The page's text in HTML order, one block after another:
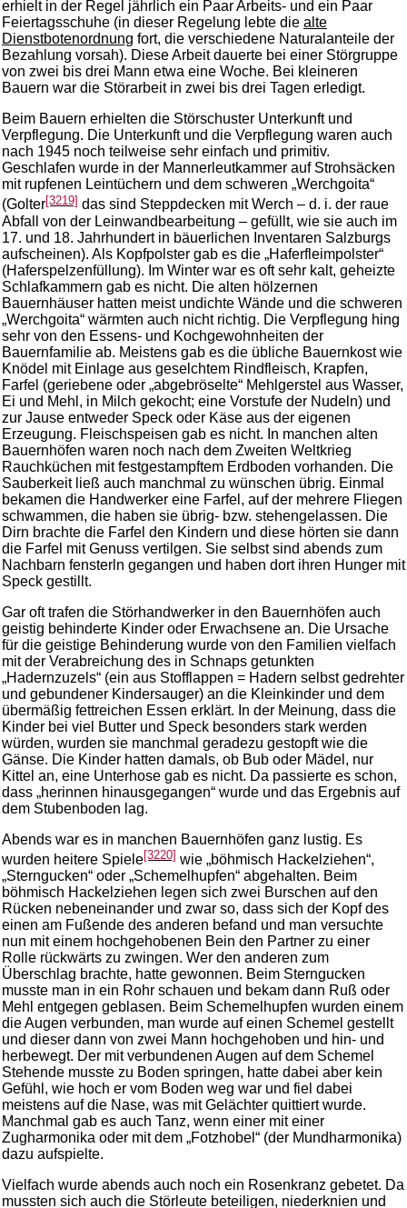
erhielt in der Regel jährlich ein Paar Arbeits- und ein Paar
Feiertagsschuhe (in dieser Regelung lebte die alte
Dienstbotenordnung fort, die verschiedene Naturalanteile der
Bezahlung vorsah). Diese Arbeit dauerte bei einer Störgruppe
von zwei bis drei Mann etwa eine Woche. Bei kleineren
Bauern war die Störarbeit in zwei bis drei Tagen erledigt.
Beim Bauern erhielten die Störschuster Unterkunft und
Verpflegung. Die Unterkunft und die Verpflegung waren auch
nach 1945 noch teilweise sehr einfach und primitiv.
Geschlafen wurde in der Mannerleutkammer auf Strohsäcken
mit rupfenen Leintüchern und dem schweren „Werchgoita“
(Golter[3219] das sind Steppdecken mit Werch – d. i. der raue
Abfall von der Leinwandbearbeitung – gefüllt, wie sie auch im
17. und 18. Jahrhundert in bäuerlichen Inventaren Salzburgs
aufscheinen). Als Kopfpolster gab es die „Haferfleimpolster“
(Haferspelzenfüllung). Im Winter war es oft sehr kalt, geheizte
Schlafkammern gab es nicht. Die alten hölzernen
Bauernhäuser hatten meist undichte Wände und die schweren
„Werchgoita“ wärmten auch nicht richtig. Die Verpflegung hing
sehr von den Essens- und Kochgewohnheiten der
Bauernfamilie ab. Meistens gab es die übliche Bauernkost wie
Knödel mit Einlage aus geselchtem Rindfleisch, Krapfen,
Farfel (geriebene oder „abgebröselte“ Mehlgerstel aus Wasser,
Ei und Mehl, in Milch gekocht; eine Vorstufe der Nudeln) und
zur Jause entweder Speck oder Käse aus der eigenen
Erzeugung. Fleischspeisen gab es nicht. In manchen alten
Bauernhöfen waren noch nach dem Zweiten Weltkrieg
Rauchküchen mit festgestampftem Erdboden vorhanden. Die
Sauberkeit ließ auch manchmal zu wünschen übrig. Einmal
bekamen die Handwerker eine Farfel, auf der mehrere Fliegen
schwammen, die haben sie übrig- bzw. stehengelassen. Die
Dirn brachte die Farfel den Kindern und diese hörten sie dann
die Farfel mit Genuss vertilgen. Sie selbst sind abends zum
Nachbarn fensterln gegangen und haben dort ihren Hunger mit
Speck gestillt.
Gar oft trafen die Störhandwerker in den Bauernhöfen auch
geistig behinderte Kinder oder Erwachsene an. Die Ursache
für die geistige Behinderung wurde von den Familien vielfach
mit der Verabreichung des in Schnaps getunkten
„Hadernzuzels“ (ein aus Stofflappen = Hadern selbst gedrehter
und gebundener Kindersauger) an die Kleinkinder und dem
übermäßig fettreichen Essen erklärt. In der Meinung, dass die
Kinder bei viel Butter und Speck besonders stark werden
würden, wurden sie manchmal geradezu gestopft wie die
Gänse. Die Kinder hatten damals, ob Bub oder Mädel, nur
Kittel an, eine Unterhose gab es nicht. Da passierte es schon,
dass „herinnen hinausgegangen“ wurde und das Ergebnis auf
dem Stubenboden lag.
Abends war es in manchen Bauernhöfen ganz lustig. Es
wurden heitere Spiele[3220] wie „böhmisch Hackelziehen“,
„Sterngucken“ oder „Schemelhupfen“ abgehalten. Beim
böhmisch Hackelziehen legen sich zwei Burschen auf den
Rücken nebeneinander und zwar so, dass sich der Kopf des
einen am Fußende des anderen befand und man versuchte
nun mit einem hochgehobenen Bein den Partner zu einer
Rolle rückwärts zu zwingen. Wer den anderen zum
Überschlag brachte, hatte gewonnen. Beim Sterngucken
musste man in ein Rohr schauen und bekam dann Ruß oder
Mehl entgegen geblasen. Beim Schemelhupfen wurden einem
die Augen verbunden, man wurde auf einen Schemel gestellt
und dieser dann von zwei Mann hochgehoben und hin- und
herbewegt. Der mit verbundenen Augen auf dem Schemel
Stehende musste zu Boden springen, hatte dabei aber kein
Gefühl, wie hoch er vom Boden weg war und fiel dabei
meistens auf die Nase, was mit Gelächter quittiert wurde.
Manchmal gab es auch Tanz, wenn einer mit einer
Zugharmonika oder mit dem „Fotzhobel“ (der Mundharmonika)
dazu aufspielte.
Vielfach wurde abends auch noch ein Rosenkranz gebetet. Da
mussten sich auch die Störleute beteiligen, niederknien und